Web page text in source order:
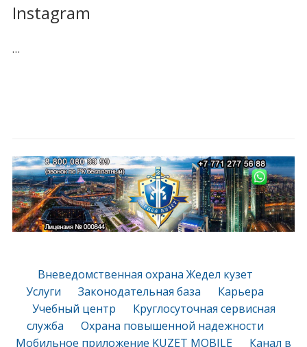
Instagram
…
Вневедомственная охрана Жедел кузет
Услуги
Законодательная база
Карьера
Учебный центр
Круглосуточная сервисная
служба
Охрана повышенной надежности
Мобильное приложение KUZET MOBILE
Канал в